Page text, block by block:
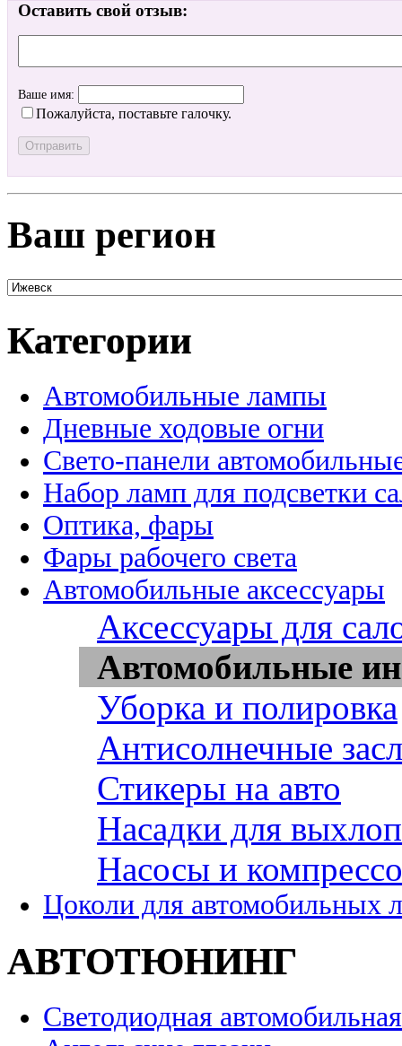
Оставить свой отзыв:
Ваше имя:
Пожалуйста, поставьте галочку.
Ваш регион
Категории
Автомобильные лампы
Дневные ходовые огни
Свето-панели
Набор ламп для подсветки
Оптика, фары
Фары рабочего света
Автомобильные аксессуары
Аксессуары для
Автомобильные
Уборка и полировка
Антисолнечные
Стикеры на авто
Насадки для
Насосы и
Цоколи для автомобильных
АВТОТЮНИНГ
Светодиодная